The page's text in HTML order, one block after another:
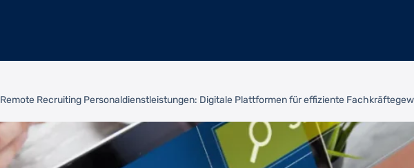
Remote Recruiting Personaldienstleistungen: Digitale Plattformen für effiziente